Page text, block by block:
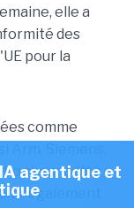
elle a
des
pour la
comme
Arm, Siemens,
sur cette
également
agentique et